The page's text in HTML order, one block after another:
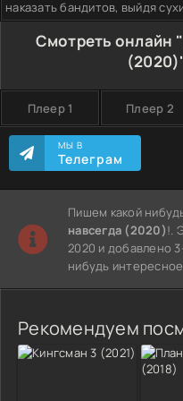
наказать бандитов, выйдя
Смотреть онлайн
Плеер 1 Плеер 2
МЫ В
Телеграм
Пишем какой
навсегда (2020)!.
2020 и добавлено
нибудь
Рекомендуем